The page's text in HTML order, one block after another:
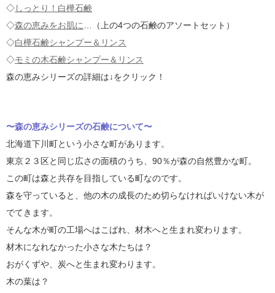
◇しっとり！白樺石鹸
◇森の恵みをお肌に
…（上の4つの石鹸のアソートセット）
◇白樺石鹸シャンプー＆リンス
◇モミの木石鹸シャンプー＆リンス
森の恵みシリーズの詳細は↓をクリック！
〜森の恵みシリーズの石鹸について〜
北海道下川町という小さな町があります。
東京２３区と同じ広さの面積のうち、90％が森の自然豊かな町。
この町は森と共存を目指している町なのです。
森を守っていると、他の木の成長のため切らなければいけない木が
でてきます。
そんな木が町の工場へはこばれ、材木へと生まれ変わります。
材木になれなかった小さな木たちは？
おがくずや、炭へと生まれ変わります。
木の葉は？